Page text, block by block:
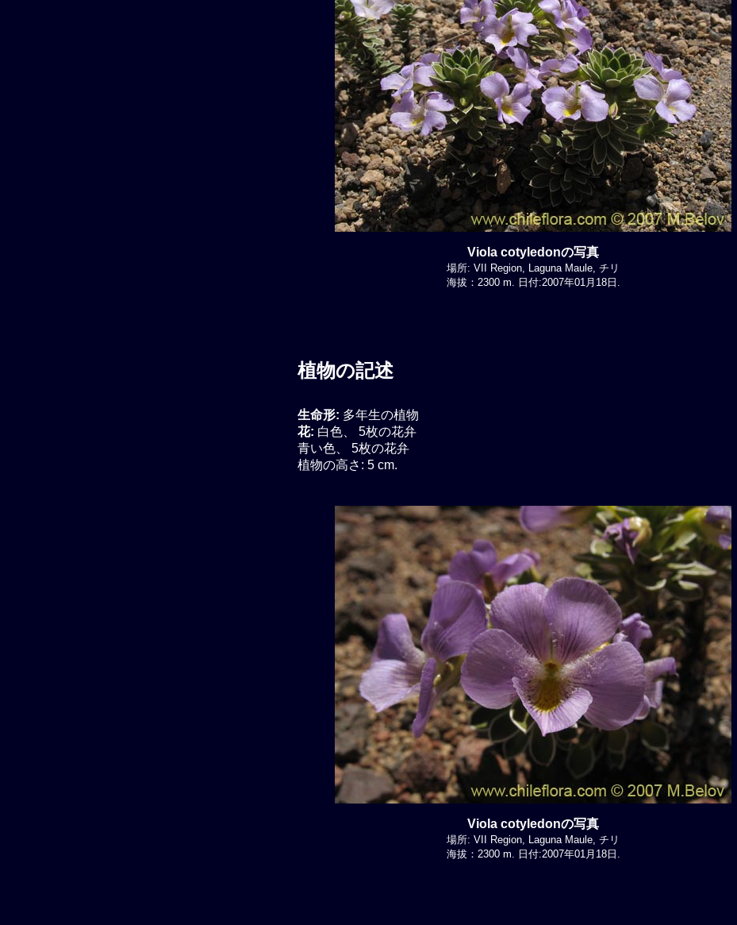
Viola cotyledonの写真
場所: VII Region, Laguna Maule, チリ
海拔：2300 m. 日付:2007年01月18日.
植物の記述
生命形: 多年生の植物
花: 白色、 5枚の花弁
青い色、 5枚の花弁
植物の高さ: 5 cm.
Viola cotyledonの写真
場所: VII Region, Laguna Maule, チリ
海拔：2300 m. 日付:2007年01月18日.